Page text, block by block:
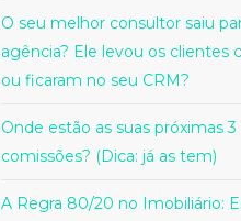
O seu melhor consultor saiu
agência? Ele levou os clientes
ou ficaram no seu CRM?
Onde estão as suas próximas 3
comissões? (Dica: já as tem)
A Regra 80/20 no Imobiliário: